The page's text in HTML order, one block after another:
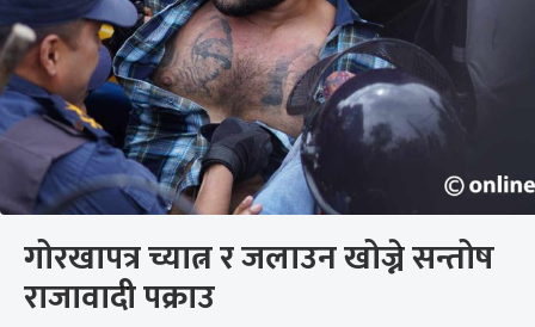
गोरखापत्र च्यात्न र जलाउन खोज्ने सन्तोष
राजावादी पक्राउ